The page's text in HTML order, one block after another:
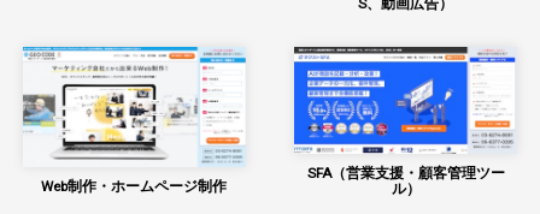
S、動画広告）
Web制作・ホームページ制作
SFA（営業支援・顧客管理ツー
ル）